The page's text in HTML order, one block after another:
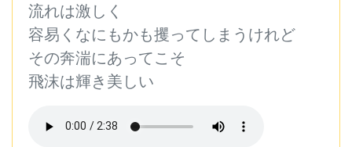
流れは激しく
容易くなにもかも攫ってしまうけれど
その奔湍にあってこそ
飛沫は輝き美しい